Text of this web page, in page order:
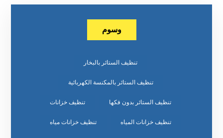
وسوم
تنظيف الستائر بالبخار
تنظيف الستائر بالمكنسة الكهربائية
تنظيف الستائر بدون فكها تنظيف خزانات
تنظيف خزانات المياه تنظيف خزانات مياه